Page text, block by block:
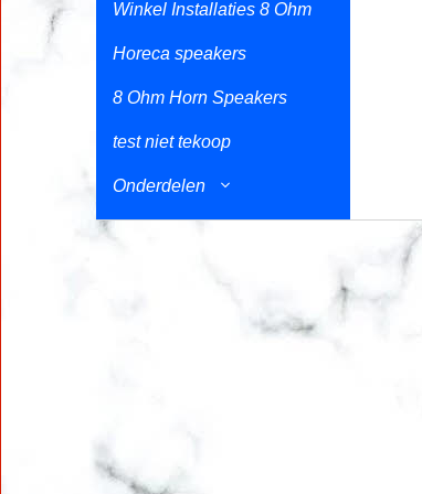
Winkel Installaties 8 Ohm
Horeca speakers
8 Ohm Horn Speakers
test niet tekoop
Onderdelen